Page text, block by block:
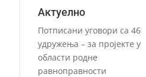
Актуелно
Потписани уговори са 46
удружења – за пројекте у
области родне
равноправности